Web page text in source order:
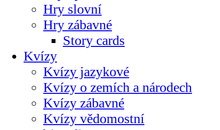
Hry slovní
Hry zábavné
Story cards
Kvízy
Kvízy jazykové
Kvízy o zemích a národech
Kvízy zábavné
Kvízy vědomostní